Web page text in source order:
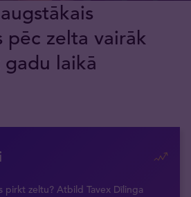
pēc zelta vairāk
laikā
pirkt zeltu? Atbild Tavex Dīlinga